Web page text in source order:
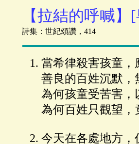
【拉結的呼喊】
詩集：世紀頌讚，414
當希律殺害孩童，
善良的百姓沉默，
為何孩童受苦害，
為何百姓只觀望，
今天在各處地方，